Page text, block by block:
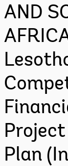
AND
Plan